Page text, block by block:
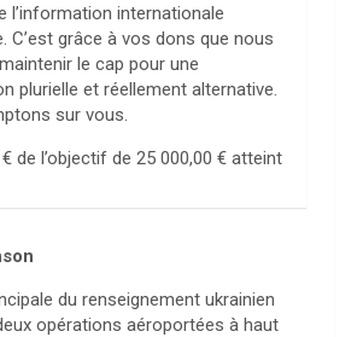
l’information internationale
C’est grâce à vos dons que nous
le cap pour une
plurielle et réellement alternative.
sur vous.
de l’objectif de 25 000,00 € atteint
du renseignement ukrainien
opérations aéroportées à haut